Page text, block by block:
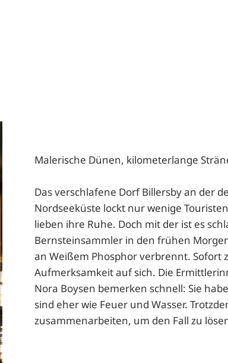
Malerische Dünen, kilometerlange
Das verschlafene Dorf Billersby an der
Nordseeküste lockt nur wenige
lieben ihre Ruhe. Doch mit der ist es
Bernsteinsammler in den frühen
an Weißem Phosphor verbrennt. Sofort
Aufmerksamkeit auf sich. Die
Nora Boysen bemerken schnell: Sie
sind eher wie Feuer und Wasser.
zusammenarbeiten, um den Fall zu